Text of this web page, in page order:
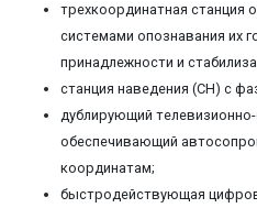
трехкоординатная станция
системами опознавания их
принадлежности и
станция наведения (СН) с
дублирующий
обеспечивающий
координатам;
быстродействующая